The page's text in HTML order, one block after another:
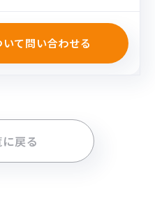
て問い合わせる
戻る